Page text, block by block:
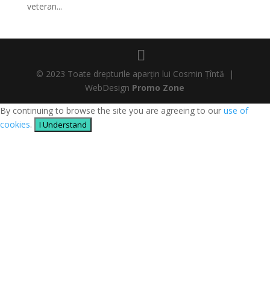
veteran...
© 2023 Toate drepturile aparțin lui Cosmin Țîntă |
WebDesign Promo Zone
By continuing to browse the site you are agreeing to our use of
cookies. I Understand